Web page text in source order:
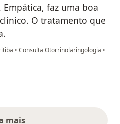
faz uma boa
O tratamento que
• Consulta Otorrinolaringologia •
mais